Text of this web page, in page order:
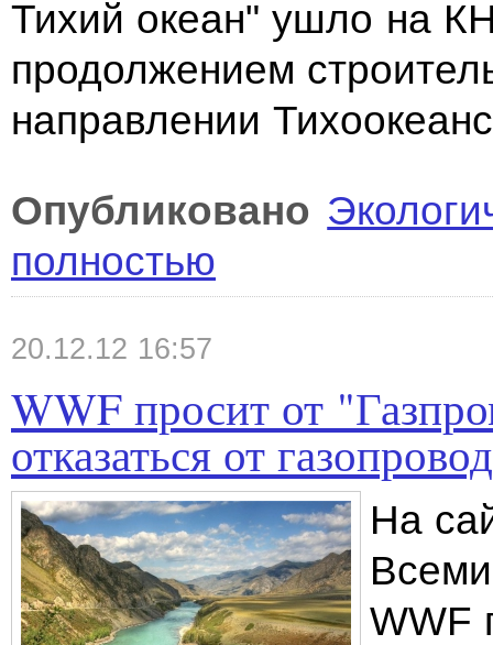
Тихий океан" ушло на
продолжением
направлении
Опубликовано
полностью
20.12.12 16:57
WWF просит от
отказаться от
На
WWF